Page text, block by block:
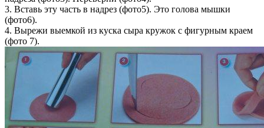
3. Вставь эту часть в надрез (фото5). Это голова мышки
(фото6).
4. Вырежи выемкой из куска сыра кружок с фигурным краем
(фото 7).